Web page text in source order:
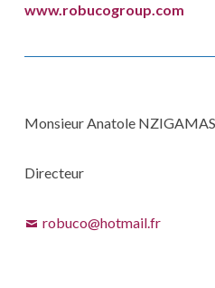
www.robucogroup.com
Monsieur Anatole
Directeur
robuco@hotmail.fr